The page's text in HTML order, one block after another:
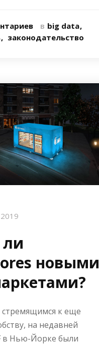
в big data
законодательство
ли
новыми
стремящимся к еще
на недавней
в Нью-Йорке были